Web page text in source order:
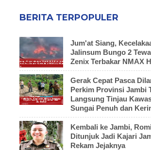
BERITA TERPOPULER
Jum'at Siang,
Jalinsum Bungo 2
Zenix Terbakar NMAX
Gerak Cepat Pasca
Perkim Provinsi Jambi
Langsung Tinjau
Sungai Penuh dan
Kembali ke Jambi,
Ditunjuk Jadi Kajari
Rekam Jejaknya